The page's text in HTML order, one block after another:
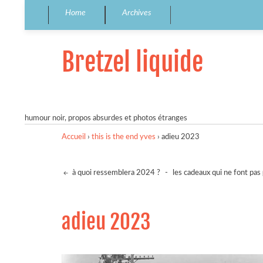
Home Archives
Bretzel liquide
humour noir, propos absurdes et photos étranges
Accueil › this is the end yves › adieu 2023
à quoi ressemblera 2024 ? - les cadeaux qui ne font pas
adieu 2023